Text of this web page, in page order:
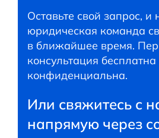
Оставьте свой запрос, и
юридическая команда
в ближайшее время.
консультация бесплатна
конфиденциальна.
Или свяжитесь с
напрямую через